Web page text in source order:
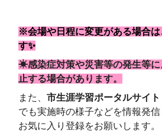
※会場や日程に変更がある場合は
す✨
☀感染症対策や災害等の発生等
止する場合があります。
また、市生涯学習ポータルサイト
でも実施時の様子などを情報発
お気に入り登録をお願いします。